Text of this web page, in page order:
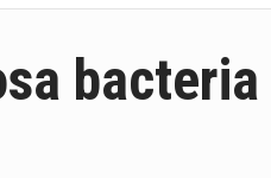
bacteria